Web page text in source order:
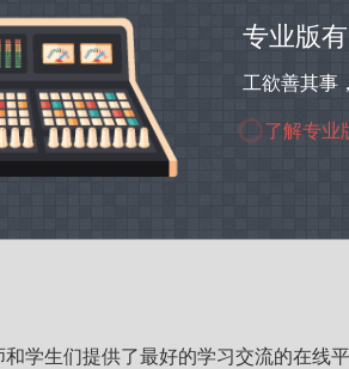
专业版
工欲善其事
了解专业
学生们提供了最好的学习交流的在线平